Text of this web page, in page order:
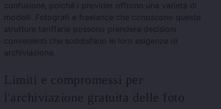
confusione, poiché i provider offrono una varietà di
modelli. Fotografi e freelance che conoscono queste
strutture tariffarie possono prendere decisioni
convenienti che soddisfano le loro esigenze di
archiviazione.
Limiti e compromessi per
l'archiviazione gratuita delle foto